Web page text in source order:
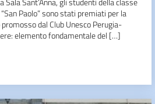
Paolo” sono stati premiati per la
dal Club Unesco Perugia-
elemento fondamentale del […]